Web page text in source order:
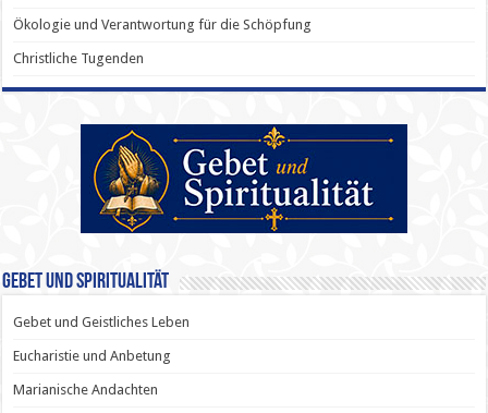
Ökologie und Verantwortung für die Schöpfung
Christliche Tugenden
Gebet und Spiritualität
Gebet und Geistliches Leben
Eucharistie und Anbetung
Marianische Andachten